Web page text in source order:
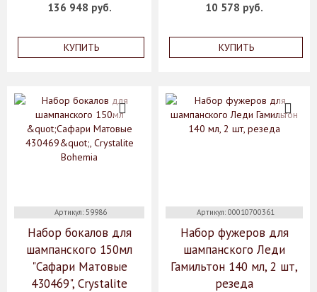
136 948 руб.
КУПИТЬ
10 578 руб.
КУПИТЬ
Артикул: 59986
Набор бокалов для
шампанского 150мл
"Сафари Матовые
430469", Crystalite
Артикул: 00010700361
Набор фужеров для
шампанского Леди
Гамильтон 140 мл, 2 шт,
резеда